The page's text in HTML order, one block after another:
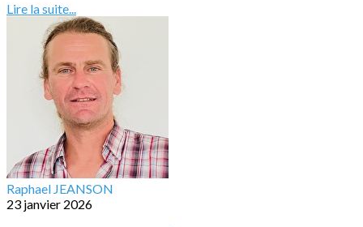
Lire la suite...
Raphael JEANSON
23 janvier 2026